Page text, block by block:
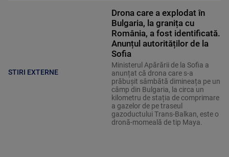
STIRI EXTERNE
Drona care a explodat în
Bulgaria, la granița cu
România, a fost identificată.
Anunțul autorităților de la
Sofia
Ministerul Apărării de la Sofia a
anunțat că drona care s-a
prăbușit sâmbătă dimineața pe un
câmp din Bulgaria, la circa un
kilometru de stația de comprimare
a gazelor de pe traseul
gazoductului Trans-Balkan, este o
dronă-momeală de tip Maya.